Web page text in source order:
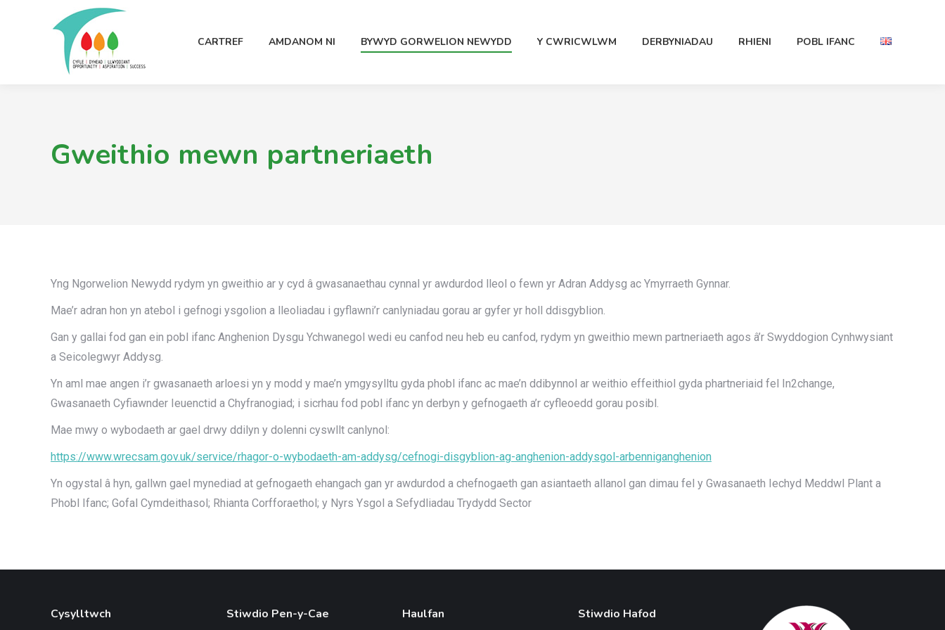
CARTREF AMDANOM NI BYWYD GORWELION NEWYDD Y CWRICWLWM DERBYNIADAU RHIENI POBL IFANC
Gweithio mewn partneriaeth
Yng Ngorwelion Newydd rydym yn gweithio ar y cyd â gwasanaethau cynnal yr awdurdod lleol o fewn yr Adran Addysg ac Ymyrraeth Gynnar.
Mae’r adran hon yn atebol i gefnogi ysgolion a lleoliadau i gyflawni’r canlyniadau gorau ar gyfer yr holl ddisgyblion.
Gan y gallai fod gan ein pobl ifanc Anghenion Dysgu Ychwanegol wedi eu canfod neu heb eu canfod, rydym yn gweithio mewn partneriaeth agos â’r Swyddogion Cynhwysiant
a Seicolegwyr Addysg.
Yn aml mae angen i’r gwasanaeth arloesi yn y modd y mae’n ymgysylltu gyda phobl ifanc ac mae’n ddibynnol ar weithio effeithiol gyda phartneriaid fel In2change,
Gwasanaeth Cyfiawnder Ieuenctid a Chyfranogiad; i sicrhau fod pobl ifanc yn derbyn y gefnogaeth a’r cyfleoedd gorau posibl.
Mae mwy o wybodaeth ar gael drwy ddilyn y dolenni cyswllt canlynol:
https://www.wrecsam.gov.uk/service/rhagor-o-wybodaeth-am-addysg/cefnogi-disgyblion-ag-anghenion-addysgol-arbenniganghenion
Yn ogystal â hyn, gallwn gael mynediad at gefnogaeth ehangach gan yr awdurdod a chefnogaeth gan asiantaeth allanol gan dimau fel y Gwasanaeth Iechyd Meddwl Plant a
Phobl Ifanc; Gofal Cymdeithasol; Rhianta Corfforaethol; y Nyrs Ysgol a Sefydliadau Trydydd Sector
Cysylltwch Stiwdio Pen-y-Cae Haulfan Stiwdio Hafod